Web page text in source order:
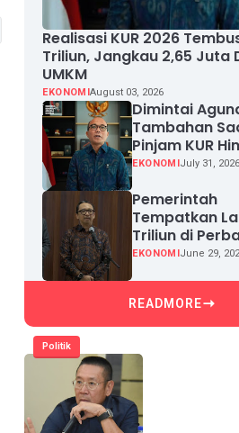
Realisasi KUR 2026
Triliun, Jangkau 2,65 Juta
UMKM
EKONOMIAugust 03, 2026
Dimintai
Tambahan
Pinjam KUR
Rp100 Juta,
EKONOMI July 31, 2026
Pemerintah
Tempatkan
Triliun di
demi Jaga
EKONOMI June 29,
READMORE
Politik